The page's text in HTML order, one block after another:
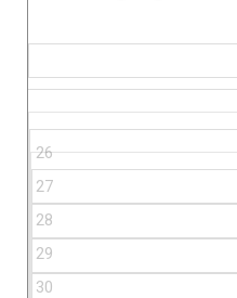
26
27
28
29
30